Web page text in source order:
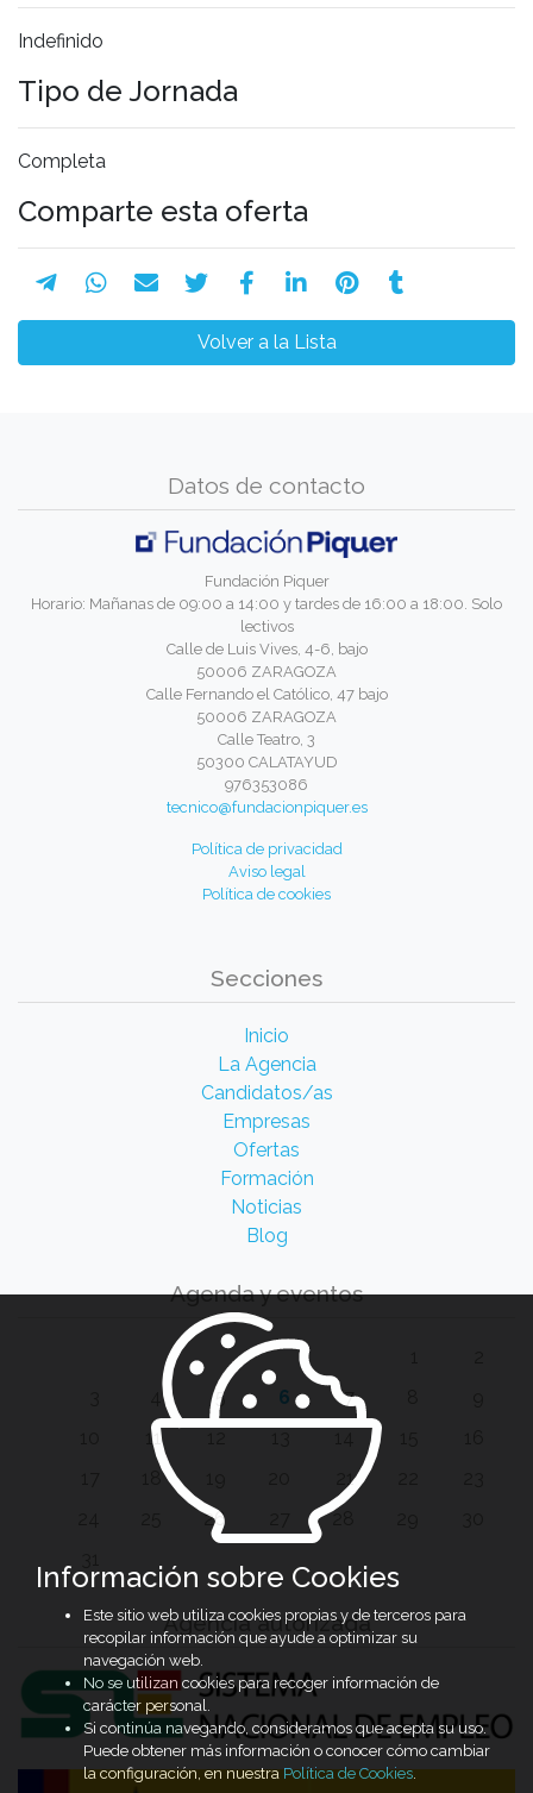
Indefinido
Tipo de Jornada
Completa
Comparte esta oferta
Volver a la Lista
Datos de contacto
Fundación Piquer
Horario: Mañanas de 09:00 a 14:00 y tardes de 16:00 a 18:00. Solo
lectivos
Calle de Luis Vives, 4-6, bajo
50006 ZARAGOZA
Calle Fernando el Católico, 47 bajo
50006 ZARAGOZA
Calle Teatro, 3
50300 CALATAYUD
976353086
tecnico@fundacionpiquer.es
Política de privacidad
Aviso legal
Política de cookies
Secciones
Inicio
La Agencia
Candidatos/as
Empresas
Ofertas
Formación
Noticias
Blog
Agenda y eventos
5 6 7
11
21
26 28
Agencia autorizada
Información sobre Cookies
Este sitio web utiliza cookies propias y de terceros para
recopilar información que ayude a optimizar su
navegación web.
No se utilizan cookies para recoger información de
carácter personal.
Si continúa navegando, consideramos que acepta su uso.
Puede obtener más información o conocer cómo cambiar
la configuración, en nuestraPolítica de Cookies.